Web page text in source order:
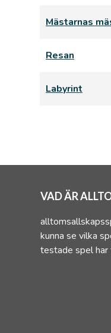
Mästarnas
Resan
Labyrint
VAD ÄR
kunna se vilka
testade spel